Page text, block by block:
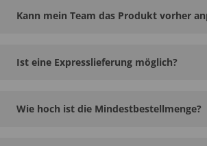
Kann mein Team das Produkt vorher
Ist eine Expresslieferung möglich?
Wie hoch ist die Mindestbestellmenge?